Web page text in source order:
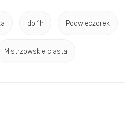
do 1h Podwieczorek
Mistrzowskie ciasta